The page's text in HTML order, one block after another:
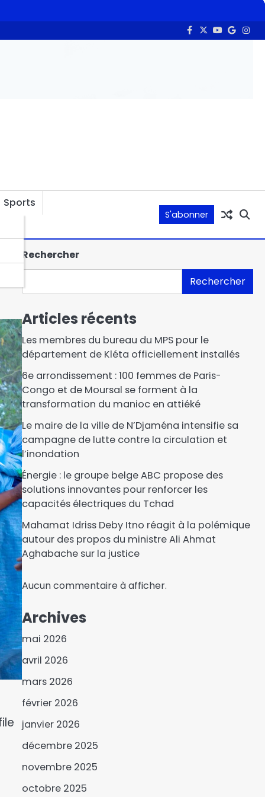
Sports
S'abonner
Rechercher
Rechercher
Articles récents
Les membres du bureau du MPS pour le
département de Kléta officiellement installés
6e arrondissement : 100 femmes de Paris-
Congo et de Moursal se forment à la
transformation du manioc en attiéké
Le maire de la ville de N’Djaména intensifie sa
campagne de lutte contre la circulation et
l’inondation
Énergie : le groupe belge ABC propose des
solutions innovantes pour renforcer les
capacités électriques du Tchad
Mahamat Idriss Deby Itno réagit à la polémique
autour des propos du ministre Ali Ahmat
Aghabache sur la justice
Aucun commentaire à afficher.
Archives
mai 2026
avril 2026
mars 2026
février 2026
janvier 2026
décembre 2025
novembre 2025
octobre 2025
3